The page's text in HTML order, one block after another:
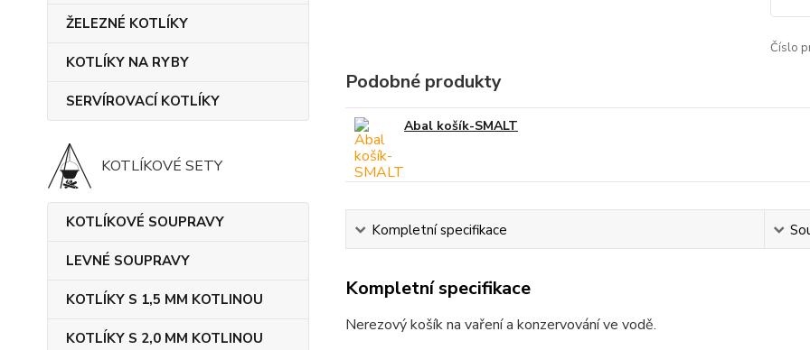
ŽELEZNÉ KOTLÍKY
KOTLÍKY NA RYBY
SERVÍROVACÍ KOTLÍKY
KOTLÍKOVÉ SETY
KOTLÍKOVÉ SOUPRAVY
LEVNÉ SOUPRAVY
KOTLÍKY S 1,5 MM KOTLINOU
KOTLÍKY S 2,0 MM KOTLINOU
Číslo
Podobné produkty
Abal košík-SMALT
Kompletní specifikace
Kompletní specifikace
Nerezový košík na vaření a konzervování ve vodě.